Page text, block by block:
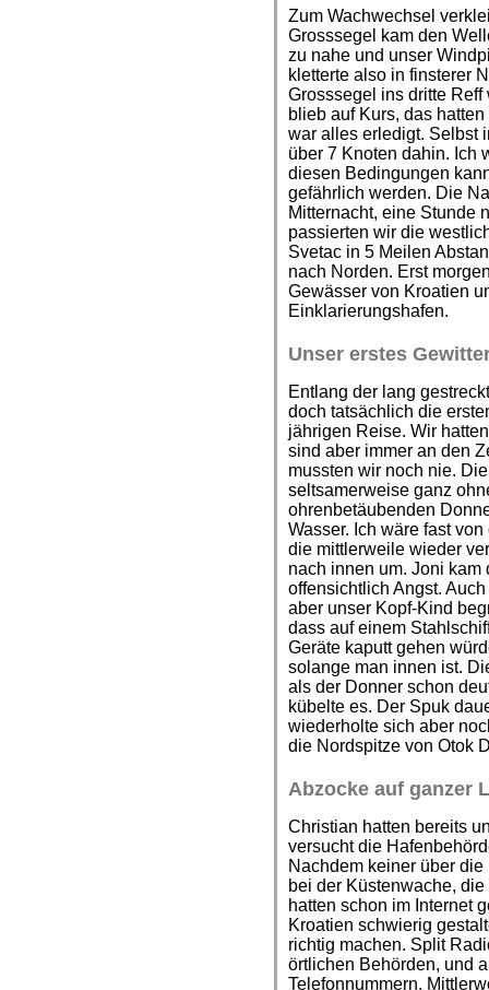
Zum Wachwechsel
Grosssegel kam den
zu nahe und unser
kletterte also in finsterer
Grosssegel ins dritte
blieb auf Kurs, das
war alles erledigt. Selbst
über 7 Knoten dahin. Ich
diesen Bedingungen
gefährlich werden. Die
Mitternacht, eine Stunde
passierten wir die
Svetac in 5 Meilen
nach Norden. Erst
Gewässer von Kroatien
Einklarierungshafen.
Unser erstes
Entlang der lang
doch tatsächlich die
jährigen Reise. Wir
sind aber immer an den
mussten wir noch nie.
seltsamerweise ganz
ohrenbetäubenden
Wasser. Ich wäre fast
die mittlerweile wieder
nach innen um. Joni kam
offensichtlich Angst.
aber unser Kopf-Kind
dass auf einem
Geräte kaputt gehen
solange man innen ist.
als der Donner schon
kübelte es. Der Spuk
wiederholte sich aber
die Nordspitze von Otok
Abzocke auf ganzer
Christian hatten bereits
versucht die
Nachdem keiner über
bei der Küstenwache,
hatten schon im Internet
Kroatien schwierig
richtig machen. Split
örtlichen Behörden, und
Telefonnummern.